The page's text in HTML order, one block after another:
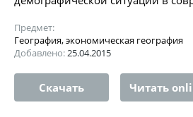
Предмет:
География, экономическая география
Добавлено:25.04.2015
Скачать Читать